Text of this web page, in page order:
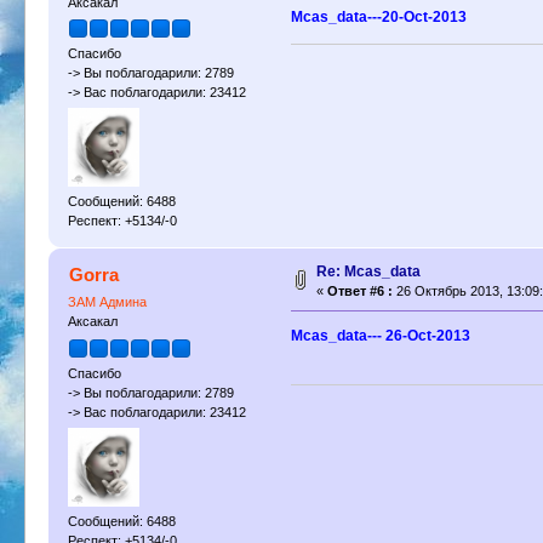
Спасибо
-> Вы поблагодарили: 2789
-> Вас поблагодарили: 23412
Сообщений: 6488
Респект: +5134/-0
Mcas_data---20-Oct-2013
Gorra
ЗАМ Админа
Аксакал
Спасибо
-> Вы поблагодарили: 2789
-> Вас поблагодарили: 23412
Сообщений: 6488
Re: Mcas_data
«Ответ #6 : 26 Октябрь 2013,
Mcas_data--- 26-Oct-2013